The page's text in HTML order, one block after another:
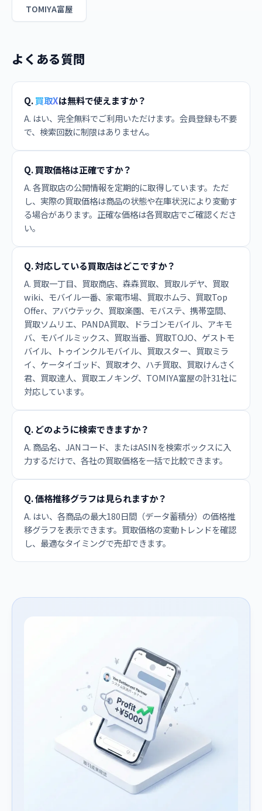
TOMIYA富屋
よくある質問
Q.買取Xは無料で使えますか？
A. はい、完全無料でご利用いただけます。会員登録も不要
で、検索回数に制限はありません。
Q. 買取価格は正確ですか？
A. 各買取店の公開情報を定期的に取得しています。ただ
し、実際の買取価格は商品の状態や在庫状況により変動す
る場合があります。正確な価格は各買取店でご確認くださ
い。
Q. 対応している買取店はどこですか？
A. 買取一丁目、買取商店、森森買取、買取ルデヤ、買取
wiki、モバイル一番、家電市場、買取ホムラ、買取Top
Offer、アバウテック、買取楽園、モバステ、携帯空間、
買取ソムリエ、PANDA買取、ドラゴンモバイル、アキモ
バ、モバイルミックス、買取当番、買取TOJO、ゲストモ
バイル、トゥインクルモバイル、買取スター、買取ミラ
イ、ケータイゴッド、買取オク、ハチ買取、買取けんさく
君、買取達人、買取エノキング、TOMIYA富屋の計31社に
対応しています。
Q. どのように検索できますか？
A. 商品名、JANコード、またはASINを検索ボックスに入
力するだけで、各社の買取価格を一括で比較できます。
Q. 価格推移グラフは見られますか？
A. はい、各商品の最大180日間（データ蓄積分）の価格推
移グラフを表示できます。買取価格の変動トレンドを確認
し、最適なタイミングで売却できます。